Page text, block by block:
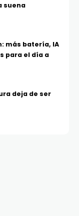
suena
más batería, IA
para el día a
deja de ser